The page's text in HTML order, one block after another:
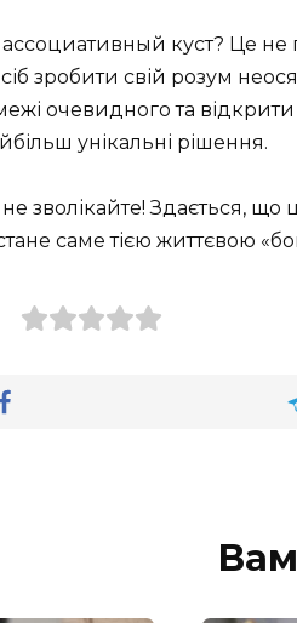
куст? Це не
зробити свій розум
очевидного та
унікальні рішення.
зволікайте! Здається,
саме тією життєвою